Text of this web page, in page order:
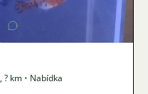
,? km • Nabídka